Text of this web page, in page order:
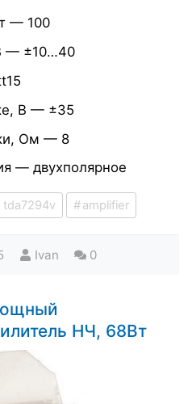
— 100
— ±10…40
В — ±35
Ом — 8
— двухполярное
amplifier
Ivan 0
НЧ, 68Вт